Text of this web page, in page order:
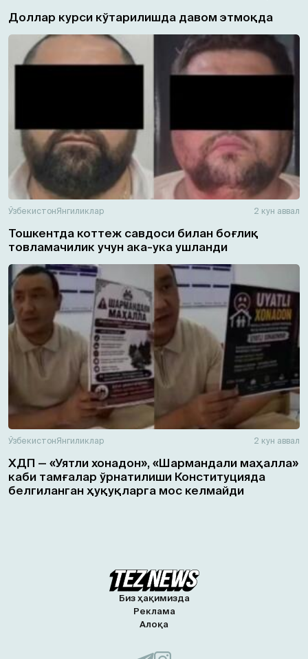
Доллар курси кўтарилишда давом этмоқда
ЎзбекистонЯнгиликлар 2 кун аввал
Тошкентда коттеж савдоси билан боғлиқ
товламачилик учун ака-ука ушланди
ЎзбекистонЯнгиликлар 2 кун аввал
ХДП — «Уятли хонадон», «Шармандали маҳалла»
каби тамғалар ўрнатилиши Конституцияда
белгиланган ҳуқуқларга мос келмайди
Биз ҳақимизда
Реклама
Алоқа